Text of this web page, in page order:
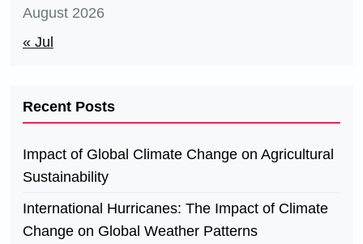
August 2026
« Jul
Recent Posts
Impact of Global Climate Change on Agricultural
Sustainability
International Hurricanes: The Impact of Climate
Change on Global Weather Patterns